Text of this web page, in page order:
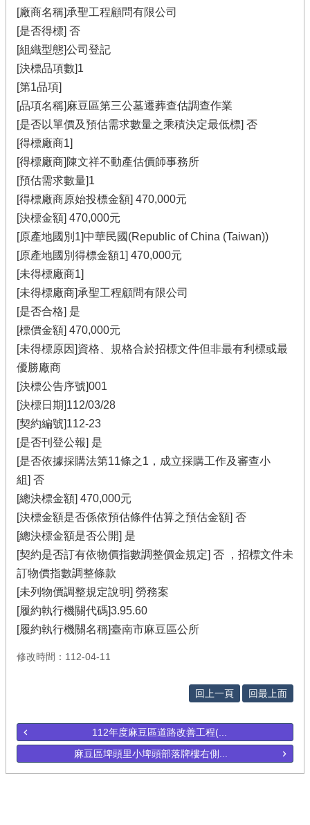
[廠商名稱]承聖工程顧問有限公司
[是否得標] 否
[組織型態]公司登記
[決標品項數]1
[第1品項]
[品項名稱]麻豆區第三公墓遷葬查估調查作業
[是否以單價及預估需求數量之乘積決定最低標] 否
[得標廠商1]
[得標廠商]陳文祥不動產估價師事務所
[預估需求數量]1
[得標廠商原始投標金額] 470,000元
[決標金額] 470,000元
[原產地國別1]中華民國(Republic of China (Taiwan))
[原產地國別得標金額1] 470,000元
[未得標廠商1]
[未得標廠商]承聖工程顧問有限公司
[是否合格] 是
[標價金額] 470,000元
[未得標原因]資格、規格合於招標文件但非最有利標或最
優勝廠商
[決標公告序號]001
[決標日期]112/03/28
[契約編號]112-23
[是否刊登公報] 是
[是否依據採購法第11條之1，成立採購工作及審查小
組] 否
[總決標金額] 470,000元
[決標金額是否係依預估條件估算之預估金額] 否
[總決標金額是否公開] 是
[契約是否訂有依物價指數調整價金規定] 否 ，招標文件未
訂物價指數調整條款
[未列物價調整規定說明] 勞務案
[履約執行機關代碼]3.95.60
[履約執行機關名稱]臺南市麻豆區公所
修改時間：112-04-11
回上一頁 回最上面
112年度麻豆區道路改善工程(...
麻豆區埤頭里小埤頭部落牌樓右側...